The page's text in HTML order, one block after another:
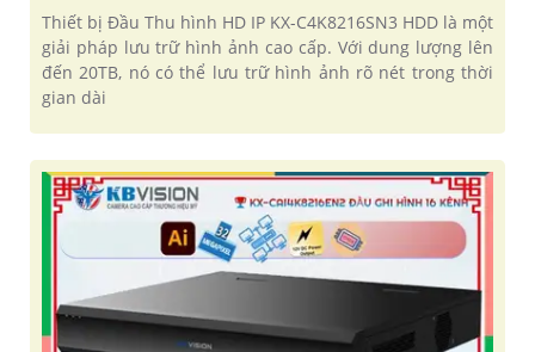
Thiết bị Đầu Thu hình HD IP KX-C4K8216SN3 HDD là một
giải pháp lưu trữ hình ảnh cao cấp. Với dung lượng lên
đến 20TB, nó có thể lưu trữ hình ảnh rõ nét trong thời
gian dài